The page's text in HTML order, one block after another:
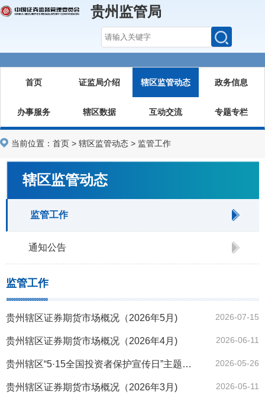
贵州监管局
首页 证监局介绍 辖区监管动态 政务信息
办事服务 辖区数据 互动交流 专题专栏
当前位置： 首页 > 辖区监管动态 > 监管工作
辖区监管动态
监管工作
通知公告
监管工作
贵州辖区证券期货市场概况（2026年5月) 2026-07-15
贵州辖区证券期货市场概况（2026年4月) 2026-06-11
贵州辖区“5·15全国投资者保护宣传日”主题活动成功举办 2026-05-26
贵州辖区证券期货市场概况（2026年3月) 2026-05-11